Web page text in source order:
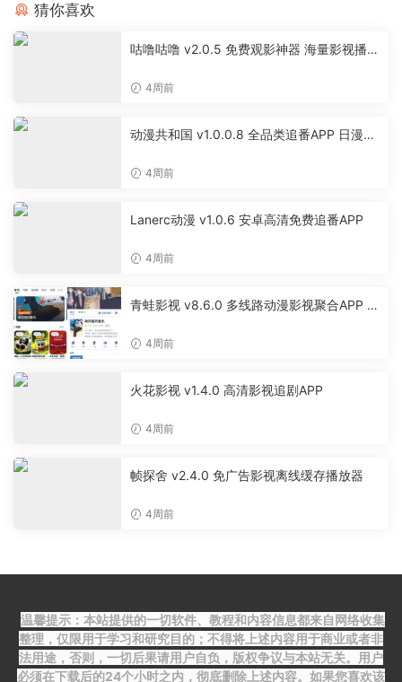
猜你喜欢
咕噜咕噜 v2.0.5 免费观影神器 海量影视播放
4周前
动漫共和国 v1.0.0.8 全品类追番APP 日漫国
4周前
Lanerc动漫 v1.0.6 安卓高清免费追番APP
4周前
青蛙影视 v8.6.0 多线路动漫影视聚合APP 免
4周前
火花影视 v1.4.0 高清影视追剧APP
4周前
帧探舍 v2.4.0 免广告影视离线缓存播放器
4周前
温馨提示：本站提供的一切软件、教程和内容信息都来自网络收集
整理，仅限用于学习和研究目的；不得将上述内容用于商业或者非
法用途，否则，一切后果请用户自负，版权争议与本站无关。用户
必须在下载后的24个小时之内，彻底删除上述内容。如果您喜欢该